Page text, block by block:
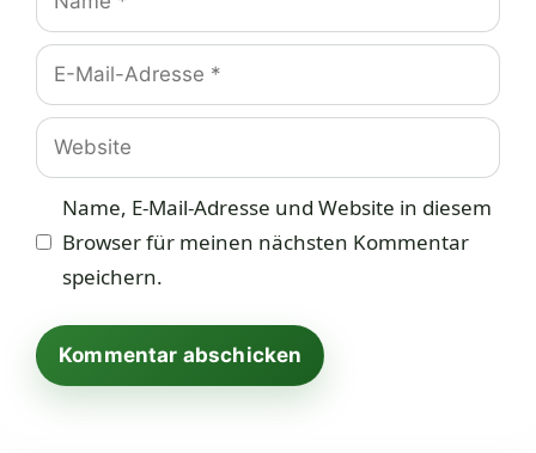
E-
Mail-
Adresse
Website
Name, E-Mail-Adresse und Website in diesem
Browser für meinen nächsten Kommentar
speichern.